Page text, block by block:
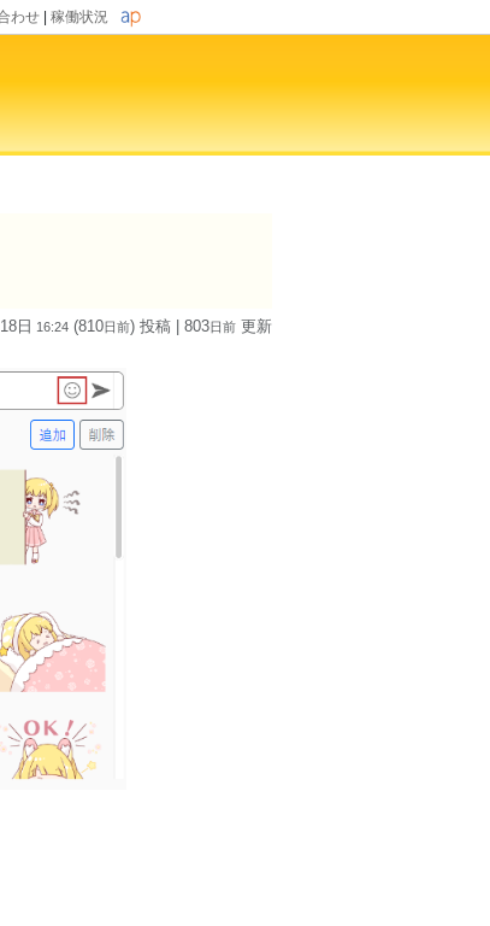
わせ 稼働状況
日 16:24 (810日前) 投稿 | 803日前 更新